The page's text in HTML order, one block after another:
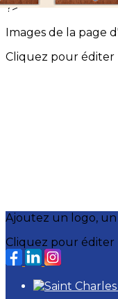
?>
Images de la page
Cliquez pour éditer
Ajoutez un logo, un
Cliquez pour éditer